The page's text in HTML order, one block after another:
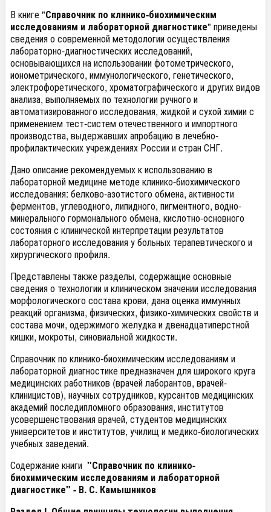
В книге "Справочник по клинико-биохимическим
исследованиям и лабораторной диагностике" приведены
сведения о современной методологии осуществления
лабораторно-диагностических исследований,
основывающихся на использовании фотометрического,
ионометрического, иммунологического, генетического,
электрофоретического, хроматографического и других видов
анализа, выполняемых по технологии ручного и
автоматизированного исследования, жидкой и сухой химии с
применением тест-систем отечественного и импортного
производства, выдержавших апробацию в лечебно-
профилактических учреждениях России и стран СНГ.
Дано описание рекомендуемых к использованию в
лабораторной медицине методе клинико-биохимического
исследования: белково-азотистого обмена, активности
ферментов, углеводного, липидного, пигментного, водно-
минерального гормонального обмена, кислотно-основного
состояния с клинической интерпретации результатов
лабораторного исследования у больных терапевтического и
хирургического профиля.
Представлены также разделы, содержащие основные
сведения о технологии и клиническом значении исследования
морфологического состава крови, дана оценка иммунных
реакций организма, физических, физико-химических свойств и
состава мочи, одержимого желудка и двенадцатиперстной
кишки, мокроты, синовиальной жидкости.
Справочник по клинико-биохимическим исследованиям и
лабораторной диагностике предназначен для широкого круга
медицинских работников (врачей лаборантов, врачей-
клиницистов), научных сотрудников, курсантов медицинских
академий последипломного образования, институтов
усовершенствования врачей, студентов медицинских
университетов и институтов, училищ и медико-биологических
учебных заведений.
Содержание книги "Справочник по клинико-
биохимическим исследованиям и лабораторной
диагностике" - В. С. Камышников